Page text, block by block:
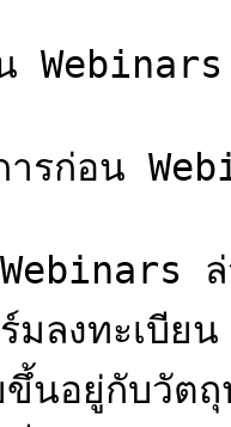
ารก่อน
ล่
ลงทะเบีย
นอยู่กับวัตถุ